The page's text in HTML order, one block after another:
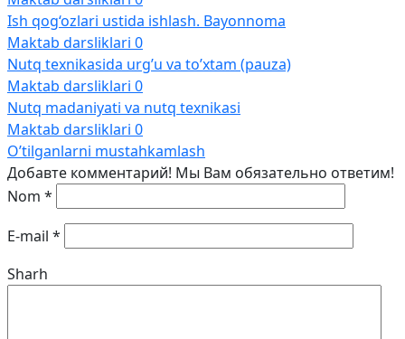
Ish qog‘ozlari ustida ishlash. Bayonnoma
Maktab darsliklari 0
Nutq texnikasida urg’u va to’xtam (pauza)
Maktab darsliklari 0
Nutq madaniyati va nutq texnikasi
Maktab darsliklari 0
O’tilganlarni mustahkamlash
Добавте комментарий! Мы Вам обязательно ответим!
Nom *
E-mail *
Sharh